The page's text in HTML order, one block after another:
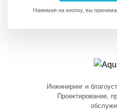
Нажимая на кнопку, вы
Инжиниринг и
Проектирование,